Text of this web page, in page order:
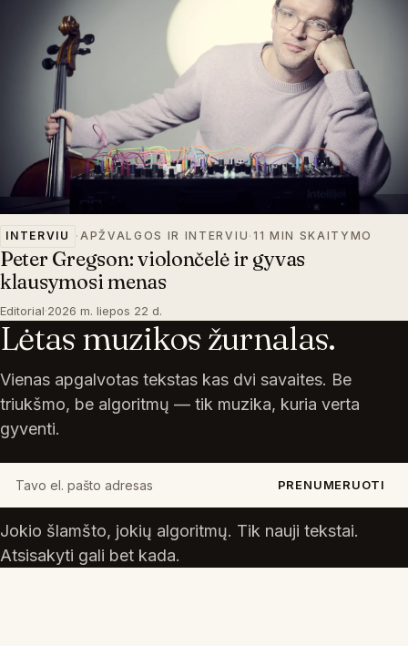
INTERVIU · APŽVALGOS IR INTERVIU · 11 MIN SKAITYMO
Peter Gregson: violončelė ir gyvas
klausymosi menas
Editorial·2026 m. liepos 22 d.
Lėtas muzikos žurnalas.
Vienas apgalvotas tekstas kas dvi savaites. Be
triukšmo, be algoritmų — tik muzika, kuria verta
gyventi.
PRENUMERUOTI
Jokio šlamšto, jokių algoritmų. Tik nauji tekstai.
Atsisakyti gali bet kada.